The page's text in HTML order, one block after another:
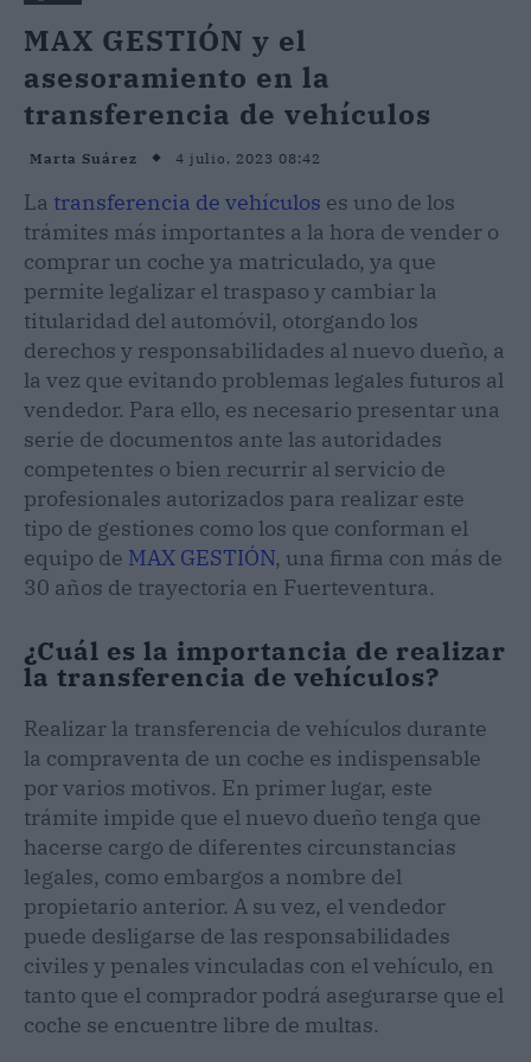
MAX GESTIÓN y el
asesoramiento en la
transferencia de vehículos
Marta Suárez 4 julio, 2023 08:42
La transferencia de vehículos es uno de los
trámites más importantes a la hora de vender o
comprar un coche ya matriculado, ya que
permite legalizar el traspaso y cambiar la
titularidad del automóvil, otorgando los
derechos y responsabilidades al nuevo dueño, a
la vez que evitando problemas legales futuros al
vendedor. Para ello, es necesario presentar una
serie de documentos ante las autoridades
competentes o bien recurrir al servicio de
profesionales autorizados para realizar este
tipo de gestiones como los que conforman el
equipo de MAX GESTIÓN, una firma con más de
30 años de trayectoria en Fuerteventura.
¿Cuál es la importancia de realizar
la transferencia de vehículos?
Realizar la transferencia de vehículos durante
la compraventa de un coche es indispensable
por varios motivos. En primer lugar, este
trámite impide que el nuevo dueño tenga que
hacerse cargo de diferentes circunstancias
legales, como embargos a nombre del
propietario anterior. A su vez, el vendedor
puede desligarse de las responsabilidades
civiles y penales vinculadas con el vehículo, en
tanto que el comprador podrá asegurarse que el
coche se encuentre libre de multas.